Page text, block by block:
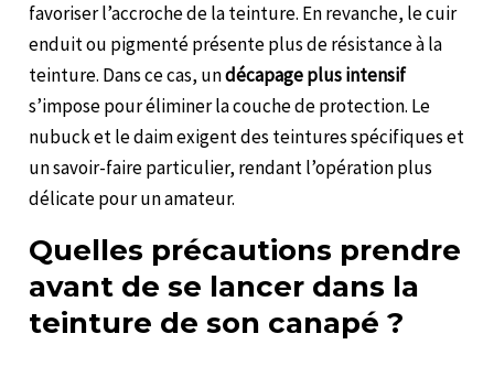
favoriser l’accroche de la teinture. En revanche, le cuir
enduit ou pigmenté présente plus de résistance à la
teinture. Dans ce cas, undécapage plus intensif
s’impose pour éliminer la couche de protection. Le
nubuck et le daim exigent des teintures spécifiques et
un savoir-faire particulier, rendant l’opération plus
délicate pour un amateur.
Quelles précautions prendre
avant de se lancer dans la
teinture de son canapé ?